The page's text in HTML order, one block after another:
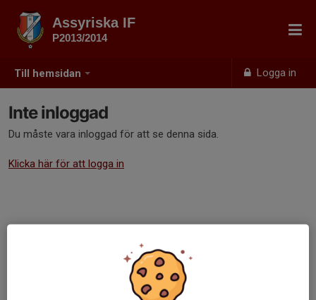
Till hemsidan Logga in
Assyriska IF
P2013/2014
Inte inloggad
Du måste vara inloggad för att se denna sida.
Klicka här för att logga in